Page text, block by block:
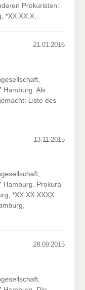
Prokuristen:
*XX.XX.X…
21.01.2016
Hamburg. Als
Liste des
13.11.2015
Hamburg. Prokura
*XX.XX.XXXX.
28.09.2015